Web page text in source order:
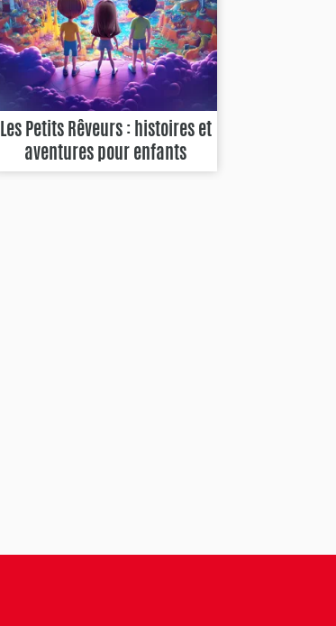
Les Petits Rêveurs : histoires et
aventures pour enfants